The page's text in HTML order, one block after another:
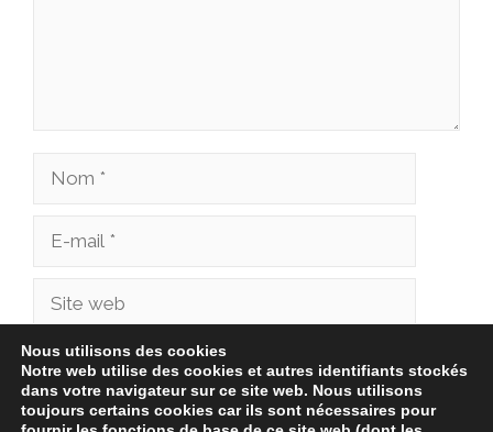
Nom
Site
web
Enregistrer mon nom, mon e-mail et mon site
dans le navigateur pour mon prochain
Nous utilisons des cookies
Notre web utilise des cookies et autres identifiants stockés
dans votre navigateur sur ce site web. Nous utilisons
toujours certains cookies car ils sont nécessaires pour